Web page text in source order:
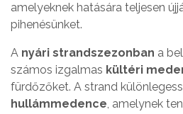
amelyeknek hatására teljesen
pihenésünket.
A nyári strandszezonban a
számos izgalmas kültéri
fürdőzőket. A strand
hullámmedence, amelynek